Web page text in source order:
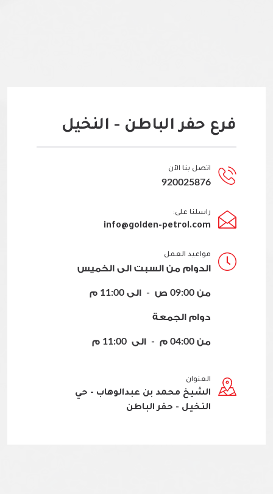
فرع حفر الباطن - النخيل
اتصل بنا الآن
920025876
راسلنا على:
info@golden-petrol.com
مواعيد العمل
الدوام من السبت الى الخميس
من 09:00 ص - الى 11:00 م
دوام الجمعة
من 04:00 م - الى 11:00 م
العنوان
الشيخ محمد بن عبدالوهاب - حي
النخيل - حفر الباطن